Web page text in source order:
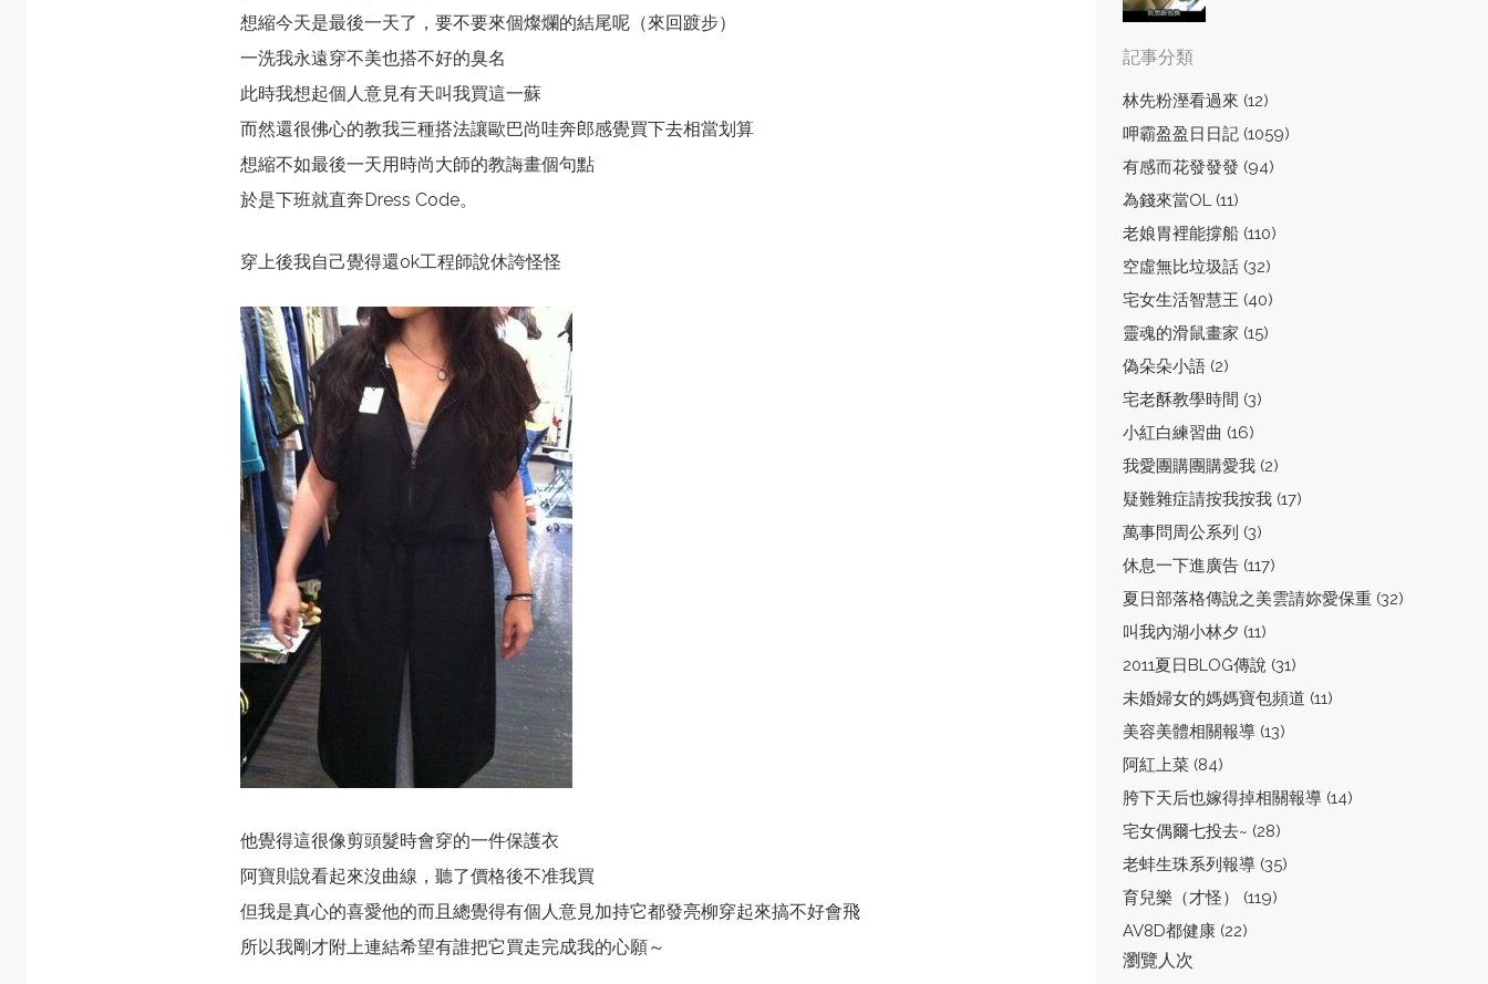
想縮今天是最後一天了，要不要來個燦爛的結尾呢（來回踱步）
一洗我永遠穿不美也搭不好的臭名
此時我想起個人意見有天叫我買這一蘇
而然還很佛心的教我三種搭法讓歐巴尚哇奔郎感覺買下去相當划算
想縮不如最後一天用時尚大師的教誨畫個句點
於是下班就直奔Dress Code。
穿上後我自己覺得還ok工程師說休誇怪怪
他覺得這很像剪頭髮時會穿的一件保護衣
阿寶則說看起來沒曲線，聽了價格後不准我買
但我是真心的喜愛他的而且總覺得有個人意見加持它都發亮柳穿起來搞不好會飛
所以我剛才附上連結希望有誰把它買走完成我的心願～
記事分類
林先粉溼看過來 (12)
呷霸盈盈日日記 (1059)
有感而花發發發 (94)
為錢來當OL (11)
老娘胃裡能撐船 (110)
空虛無比垃圾話 (32)
宅女生活智慧王 (40)
靈魂的滑鼠畫家 (15)
偽朵朵小語 (2)
宅老酥教學時間 (3)
小紅白練習曲 (16)
我愛團購團購愛我 (2)
疑難雜症請按我按我 (17)
萬事問周公系列 (3)
休息一下進廣告 (117)
夏日部落格傳說之美雲請妳愛保重 (32)
叫我內湖小林夕 (11)
2011夏日BLOG傳說 (31)
未婚婦女的媽媽寶包頻道 (11)
美容美體相關報導 (13)
阿紅上菜 (84)
胯下天后也嫁得掉相關報導 (14)
宅女偶爾七投去~ (28)
老蚌生珠系列報導 (35)
育兒樂（才怪） (119)
AV8D都健康 (22)
瀏覽人次